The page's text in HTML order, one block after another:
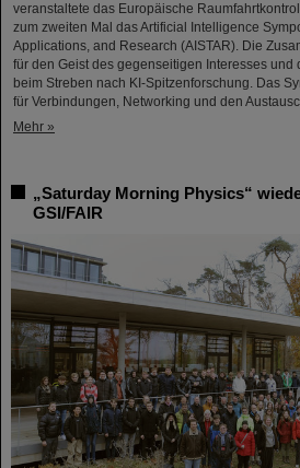
veranstaltete das Europäische
zum zweiten Mal das Artificial Intelligence
Applications, and Research (AISTAR). Die
für den Geist des gegenseitigen Interesses und
beim Streben nach KI-Spitzenforschung. Das
für Verbindungen, Networking und den
Mehr »
„Saturday Morning Physics“
GSI/FAIR